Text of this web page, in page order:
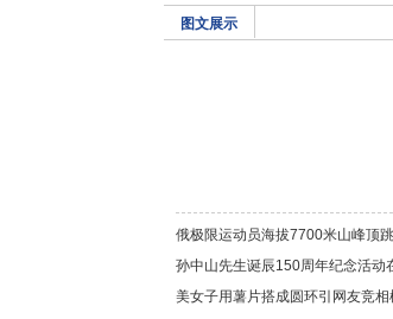
图文展示
俄极限运动员海拔7700米山峰顶
孙中山先生诞辰150周年纪念活动
美女子用薯片搭成圆环引网友竞相